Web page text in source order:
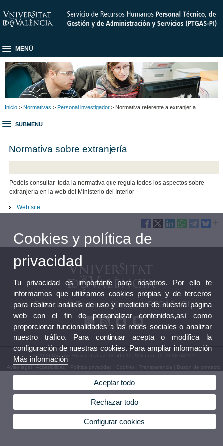
MENÚ
Inicio > Normativas > Personal investigador > Normativa referente a extranjería
SUBMENU
Normativa sobre extranjería
Podéis consultar toda la normativa que regula todos los aspectos sobre
extranjería en la web del Ministerio del Interior
Web site
Servicio de Recursos Humanos PTGAS - PI
© 2026 UV. - Av. Blasco Ibañez, 13. 46010. Valencia. Tlf: 9638 64212
Aviso legal |Accesibilidad Política privacidad Cookies Transparencia Buzón de contacto
Cookies y política de
privacidad
Tu privacidad es importante para nosotros. Por ello te
informamos que utilizamos cookies propias y de terceros
para realizar análisis de uso y medición de nuestra página
web con el fin de personalizar contenidos,así como
proporcionar funcionalidades a las redes sociales o analizar
nuestro tráfico. Para continuar acepta o modifica la
configuración de nuestras cookies. Para ampliar información
Más información
Aceptar todo
Rechazar todo
Configurar cookies